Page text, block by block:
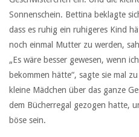
Sonnenschein. Bettina beklagte
dass es ruhig ein ruhigeres Kind
noch einmal Mutter zu werden,
„Es wäre besser gewesen, wenn
bekommen hätte“, sagte sie mal
kleine Mädchen über das ganze
dem Bücherregal gezogen hatte,
böse sein.